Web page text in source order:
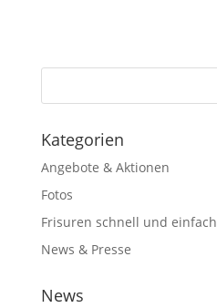
Kategorien
Angebote & Aktionen
Fotos
Frisuren schnell und einfach
News & Presse
News